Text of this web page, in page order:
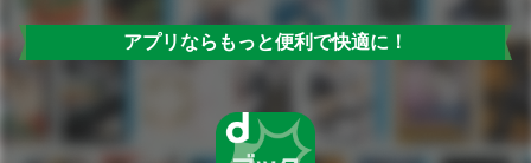
アプリならもっと便利で快適に！